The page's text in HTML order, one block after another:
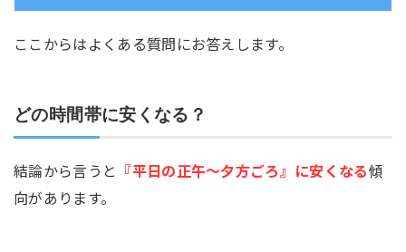
ここからはよくある質問にお答えします。
どの時間帯に安くなる？
結論から言うと 『平日の正午～夕方ごろ』に安くなる傾
向があります。